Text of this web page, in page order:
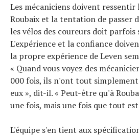
Les mécaniciens doivent ressentir
Roubaix et la tentation de passer
les vélos des coureurs doit parfois
L'expérience et la confiance
la propre expérience de Leven
« Quand vous voyez des
000 fois, ils n'ont tout
eux », dit-il. « Peut-être qu'à
une fois, mais une fois que tout
L'équipe s'en tient aux